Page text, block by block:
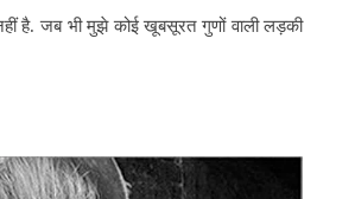
है. जब भी मुझे कोई खूबसूरत गुणों वाली लड़की